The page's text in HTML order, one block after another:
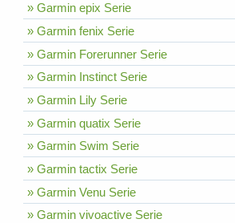
» Garmin epix Serie
» Garmin fenix Serie
» Garmin Forerunner Serie
» Garmin Instinct Serie
» Garmin Lily Serie
» Garmin quatix Serie
» Garmin Swim Serie
» Garmin tactix Serie
» Garmin Venu Serie
» Garmin vivoactive Serie